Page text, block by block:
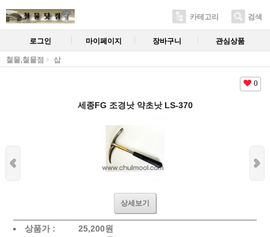
카테고리 검색
로그인 마이페이지 장바구니 관심상품
철물,철물점 삽
0
세종FG 조경낫 약초낫 LS-370
상세보기
상품가 : 25,200원